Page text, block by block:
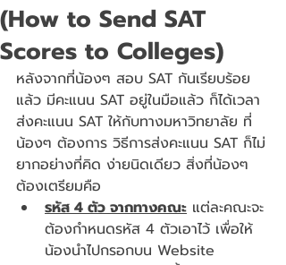
(How to Send SAT
Scores to Colleges)
หลังจากที่น้องๆ สอบ SAT กันเรียบร้อย
แล้ว มีคะแนน SAT อยู่ในมือแล้ว ก็ได้เวลา
ส่งคะแนน SAT ให้กับทางมหาวิทยาลัย ที่
น้องๆ ต้องการ วิธีการส่งคะแนน SAT ก็ไม่
ยากอย่างที่คิด ง่ายนิดเดียว สิ่งที่น้องๆ
ต้องเตรียมคือ
รหัส 4 ตัว จากทางคณะ แต่ละคณะจะ
ต้องกำหนดรหัส 4 ตัวเอาไว้ เพื่อให้
น้องนำไปกรอกบน Website